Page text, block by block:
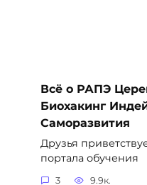
Всё о РАПЭ
Биохакинг
Саморазвития
Друзья
портала обучения
3 9.9к.